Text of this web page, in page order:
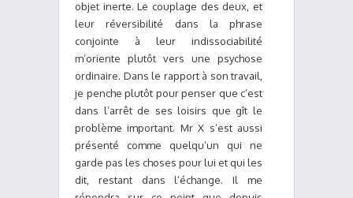
objet inerte. Le couplage des deux, et
leur réversibilité dans la phrase
conjointe à leur indissociabilité
m’oriente plutôt vers une psychose
ordinaire. Dans le rapport à son travail,
je penche plutôt pour penser que c’est
dans l’arrêt de ses loisirs que gît le
problème important. Mr X s’est aussi
présenté comme quelqu’un qui ne
garde pas les choses pour lui et qui les
dit, restant dans l’échange. Il me